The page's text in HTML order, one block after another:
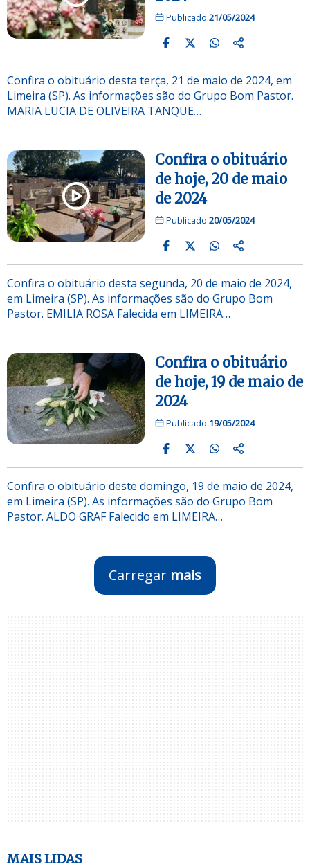
Publicado 21/05/2024
Confira o obituário desta terça, 21 de maio de 2024, em
Limeira (SP). As informações são do Grupo Bom Pastor.
MARIA LUCIA DE OLIVEIRA TANQUE…
Confira o obituário
de hoje, 20 de maio
de 2024
Publicado 20/05/2024
Confira o obituário desta segunda, 20 de maio de 2024,
em Limeira (SP). As informações são do Grupo Bom
Pastor. EMILIA ROSA Falecida em LIMEIRA…
Confira o obituário
de hoje, 19 de maio de
2024
Publicado 19/05/2024
Confira o obituário deste domingo, 19 de maio de 2024,
em Limeira (SP). As informações são do Grupo Bom
Pastor. ALDO GRAF Falecido em LIMEIRA…
Carregar mais
MAIS LIDAS